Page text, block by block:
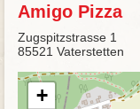
Amigo Pizza
Zugspitzstrasse 1
85521 Vaterstetten
+